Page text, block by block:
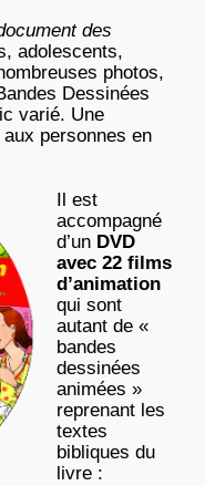
des
adolescents,
photos,
Dessinées
varié. Une
personnes en
Il est
accompagné
d’un DVD
avec 22 films
d’animation
qui sont
autant de «
bandes
dessinées
animées »
reprenant les
textes
bibliques du
livre :